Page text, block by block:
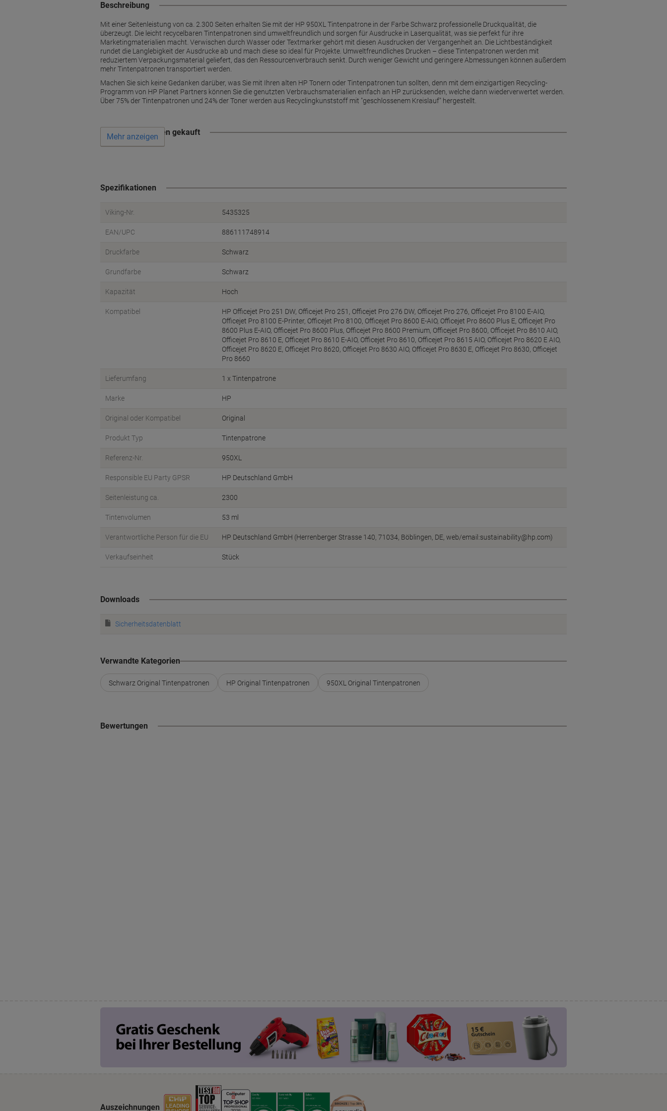
Beschreibung
Mit einer Seitenleistung von ca. 2.300 Seiten erhalten Sie mit der HP 950XL Tintenpatrone in der Farbe Schwarz professionelle Druckqualität, die
überzeugt. Die leicht recycelbaren Tintenpatronen sind umweltfreundlich und sorgen für Ausdrucke in Laserqualität, was sie perfekt für ihre
Marketingmaterialien macht. Verwischen durch Wasser oder Textmarker gehört mit diesen Ausdrucken der Vergangenheit an. Die Lichtbeständigkeit
rundet die Langlebigkeit der Ausdrucke ab und mach diese so ideal für Projekte. Umweltfreundliches Drucken – diese Tintenpatronen werden mit
reduziertem Verpackungsmaterial geliefert, das den Ressourcenverbrauch senkt. Durch weniger Gewicht und geringere Abmessungen können außerdem
mehr Tintenpatronen transportiert werden.
Machen Sie sich keine Gedanken darüber, was Sie mit Ihren alten HP Tonern oder Tintenpatronen tun sollten, denn mit dem einzigartigen Recycling-
Programm von HP Planet Partners können Sie die genutzten Verbrauchsmaterialien einfach an HP zurücksenden, welche dann wiederverwertet werden.
Über 75% der Tintenpatronen und 24% der Toner werden aus Recyclingkunststoff mit "geschlossenem Kreislauf" hergestellt.
Wird oft zusammen gekauft
Mehr anzeigen
Spezifikationen
Viking-Nr. 5435325
EAN/UPC 886111748914
Druckfarbe Schwarz
Grundfarbe Schwarz
Kapazität Hoch
Kompatibel
HP Officejet Pro 251 DW, Officejet Pro 251, Officejet Pro 276 DW, Officejet Pro 276, Officejet Pro 8100 E-AIO,
Officejet Pro 8100 E-Printer, Officejet Pro 8100, Officejet Pro 8600 E-AIO, Officejet Pro 8600 Plus E, Officejet Pro
8600 Plus E-AIO, Officejet Pro 8600 Plus, Officejet Pro 8600 Premium, Officejet Pro 8600, Officejet Pro 8610 AIO,
Officejet Pro 8610 E, Officejet Pro 8610 E-AIO, Officejet Pro 8610, Officejet Pro 8615 AIO, Officejet Pro 8620 E AIO,
Officejet Pro 8620 E, Officejet Pro 8620, Officejet Pro 8630 AIO, Officejet Pro 8630 E, Officejet Pro 8630, Officejet
Pro 8660
Lieferumfang 1 x Tintenpatrone
Marke HP
Original oder Kompatibel Original
Produkt Typ Tintenpatrone
Referenz-Nr. 950XL
Responsible EU Party GPSR HP Deutschland GmbH
Seitenleistung ca. 2300
Tintenvolumen 53 ml
Verantwortliche Person für die EU HP Deutschland GmbH (Herrenberger Strasse 140, 71034, Böblingen, DE, web/email:sustainability@hp.com)
Verkaufseinheit Stück
Downloads
Sicherheitsdatenblatt
Verwandte Kategorien
Schwarz Original Tintenpatronen HP Original Tintenpatronen 950XL Original Tintenpatronen
Bewertungen
Auszeichnungen